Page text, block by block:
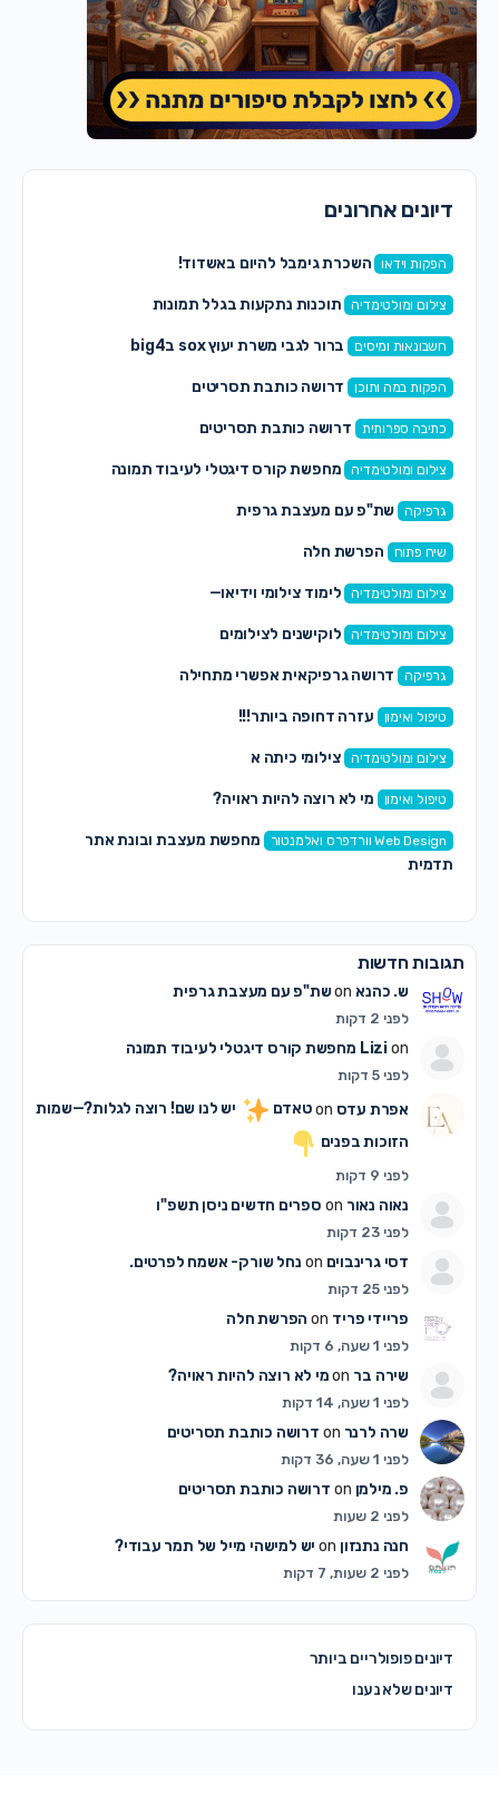
דיונים אחרונים
הפקות וידאו השכרת גימבל להיום באשדוד!
צילום ומולטימדיה תוכנות נתקעות בגלל תמונות
חשבונאות ומיסים ברור לגבי משרת יעוץ sox בbig4
הפקות במה ותוכן דרושה כותבת תסריטים
כתיבה ספרותית דרושה כותבת תסריטים
צילום ומולטימדיה מחפשת קורס דיגטלי לעיבוד תמונה
גרפיקה שת"פ עם מעצבת גרפית
שיח פתוח הפרשת חלה
צילום ומולטימדיה לימוד צילומי וידיאו—
צילום ומולטימדיה לוקישנים לצילומים
גרפיקה דרושה גרפיקאית אפשרי מתחילה
טיפול ואימון עזרה דחופה ביותר!!!
צילום ומולטימדיה צילומי כיתה א
טיפול ואימון מי לא רוצה להיות ראויה?
Web Design וורדפרס ואלמנטור
מחפשת מעצבת ובונת אתר
תדמית
תגובות חדשות
ש. כהנאon שת"פ עם מעצבת גרפית
לפני 2 דקות
Lizion מחפשת קורס דיגטלי לעיבוד תמונה
לפני 5 דקות
אפרת עדס טאדם
יש לנו שם! רוצה לגלות?—שמות
הזוכות בפנים
לפני 9 דקות
נאוה נאור ספרים חדשים ניסן תשפ"ו
לפני 23 דקות
דסי גרינבוים נחל שורק- אשמח לפרטים.
לפני 25 דקות
פריידי פריד הפרשת חלה
לפני 1 שעה, 6 דקות
שירה בר מי לא רוצה להיות ראויה?
לפני 1 שעה, 14 דקות
שרה לרנר דרושה כותבת תסריטים
לפני 1 שעה, 36 דקות
פ. מילמן דרושה כותבת תסריטים
לפני 2 שעות
חנה נתנזון יש למישהי מייל של תמר עבודי?
לפני 2 שעות, 7 דקות
דיונים פופולריים ביותר
דיונים שלא נענו